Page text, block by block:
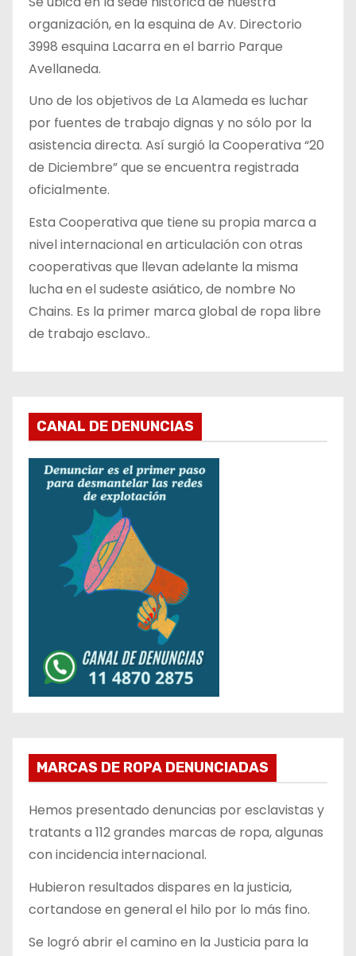
organización, en la esquina de Av. Directorio
3998 esquina Lacarra en el barrio Parque
Avellaneda.
Uno de los objetivos de La Alameda es luchar
por fuentes de trabajo dignas y no sólo por la
asistencia directa. Así surgió la Cooperativa “20
de Diciembre” que se encuentra registrada
oficialmente.
Esta Cooperativa que tiene su propia marca a
nivel internacional en articulación con otras
cooperativas que llevan adelante la misma
lucha en el sudeste asiático, de nombre No
Chains. Es la primer marca global de ropa libre
de trabajo esclavo..
CANAL DE DENUNCIAS
MARCAS DE ROPA DENUNCIADAS
Hemos presentado denuncias por esclavistas y
tratants a 112 grandes marcas de ropa, algunas
con incidencia internacional.
Hubieron resultados dispares en la justicia,
cortandose en general el hilo por lo más fino.
Se logró abrir el camino en la Justicia para la